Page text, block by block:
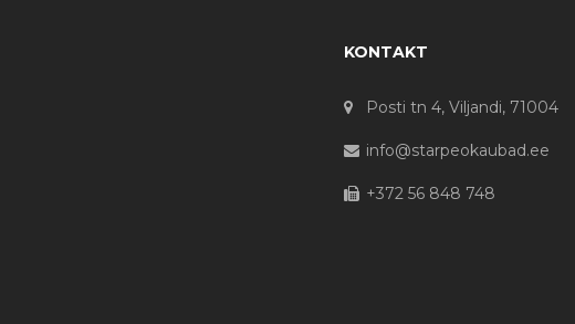
KONTAKT
Posti tn 4, Viljandi, 71004
info@starpeokaubad.ee
+372 56 848 748